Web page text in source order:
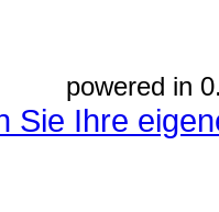
powered in
Sie Ihre